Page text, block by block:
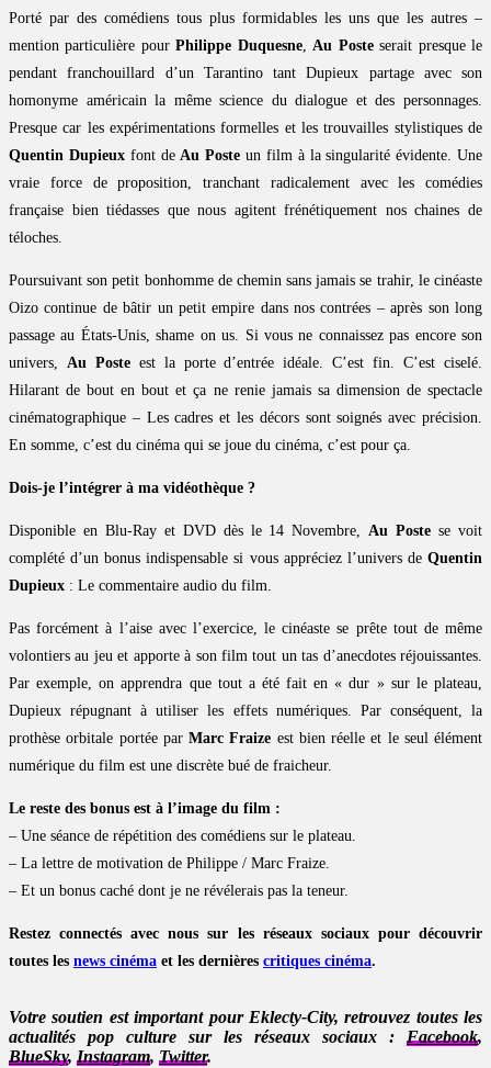
Porté par des comédiens tous plus formidables les uns que les autres –
mention particulière pourPhilippe Duquesne,Au Posteserait presque le
pendant franchouillard d’un Tarantino tant Dupieux partage avec son
homonyme américain la même science du dialogue et des personnages.
Presque car les expérimentations formelles et les trouvailles stylistiques de
Quentin Dupieuxfont deAu Poste un film à la singularité évidente. Une
vraie force de proposition, tranchant radicalement avec les comédies
française bien tiédasses que nous agitent frénétiquement nos chaines de
téloches.
Poursuivant son petit bonhomme de chemin sans jamais se trahir, le cinéaste
Oizo continue de bâtir un petit empire dans nos contrées – après son long
passage au États-Unis, shame on us. Si vous ne connaissez pas encore son
univers, Au Posteest la porte d’entrée idéale. C’est fin. C’est ciselé.
Hilarant de bout en bout et ça ne renie jamais sa dimension de spectacle
cinématographique – Les cadres et les décors sont soignés avec précision.
En somme, c’est du cinéma qui se joue du cinéma, c’est pour ça.
Dois-je l’intégrer à ma vidéothèque ?
Disponible en Blu-Ray et DVD dès le 14 Novembre,Au Poste se voit
complété d’un bonus indispensable si vous appréciez l’univers de Quentin
Dupieux : Le commentaire audio du film.
Pas forcément à l’aise avec l’exercice, le cinéaste se prête tout de même
volontiers au jeu et apporte à son film tout un tas d’anecdotes réjouissantes.
Par exemple, on apprendra que tout a été fait en « dur » sur le plateau,
Dupieux répugnant à utiliser les effets numériques. Par conséquent, la
prothèse orbitale portée par Marc Fraize est bien réelle et le seul élément
numérique du film est une discrète bué de fraicheur.
Le reste des bonus est à l’image du film :
– Une séance de répétition des comédiens sur le plateau.
– La lettre de motivation de Philippe / Marc Fraize.
– Et un bonus caché dont je ne révélerais pas la teneur.
Restez connectés avec nous sur les réseaux sociaux pour découvrir
toutes les news cinéma et les dernières critiques cinéma.
Votre soutien est important pour Eklecty-City, retrouvez toutes les
actualités pop culture sur les réseaux sociaux : Facebook,
BlueSky, Instagram, Twitter.